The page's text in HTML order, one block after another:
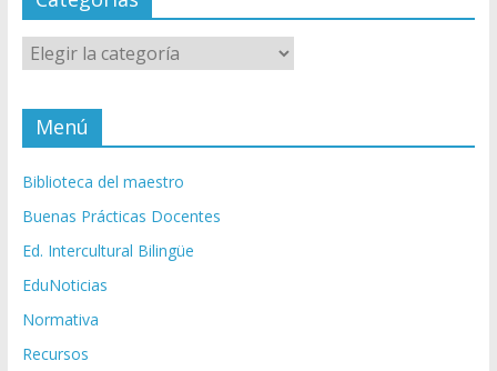
Categorías
Menú
Biblioteca del maestro
Buenas Prácticas Docentes
Ed. Intercultural Bilingüe
EduNoticias
Normativa
Recursos